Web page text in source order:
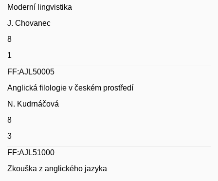
Moderní lingvistika
J. Chovanec
8
1
FF:AJL50005
Anglická filologie v českém prostředí
N. Kudrnáčová
8
3
FF:AJL51000
Zkouška z anglického jazyka